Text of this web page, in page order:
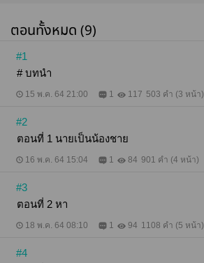
ตอนทั้งหมด (9)
#1
# บทนำ
15 พ.ค. 64 21:00 1 117 503 คำ (3 หน้า)
#2
ตอนที่ 1 นายเป็นน้องชาย
16 พ.ค. 64 15:04 1 84 901 คำ (4 หน้า)
#3
ตอนที่ 2 หา
18 พ.ค. 64 08:10 1 94 1108 คำ (5 หน้า)
#4